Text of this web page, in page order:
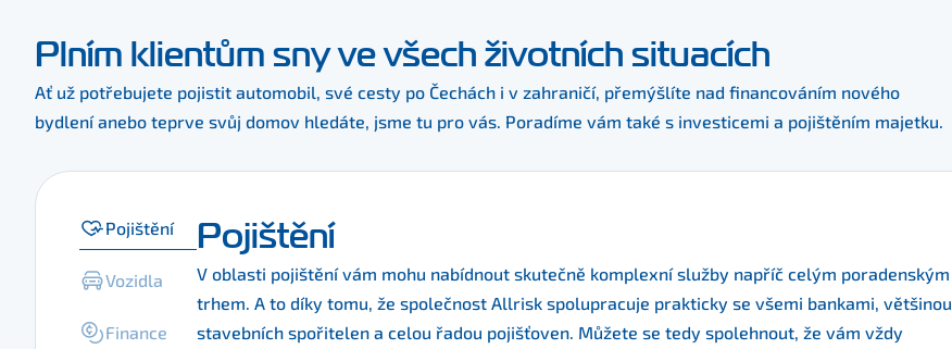
Plním klientům sny ve všech životních situacích
Ať už potřebujete pojistit automobil, své cesty po Čechách i v zahraničí, přemýšlíte nad financováním nového
bydlení anebo teprve svůj domov hledáte, jsme tu pro vás. Poradíme vám také s investicemi a pojištěním majetku.
Pojištění
Vozidla
Finance
Pojištění
V oblasti pojištění vám mohu nabídnout skutečně komplexní služby napříč celým poradenským
trhem. A to díky tomu, že společnost Allrisk spolupracuje prakticky se všemi bankami, většinou
stavebních spořitelen a celou řadou pojišťoven. Můžete se tedy spolehnout, že vám vždy